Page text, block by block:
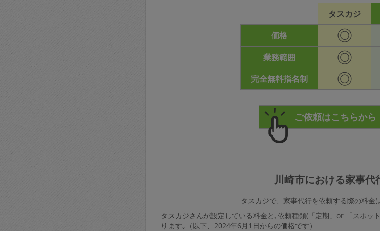
タスカジ
価格
◎
業務範囲 ◎
完全無料指名制 ◎
川崎市における家事代
タスカジで、家事代行を依頼する際の料金
タスカジさんが設定している料金と､依頼種類(「定期」or 「スポッ
ります｡（以下、2024年6月1日からの価格です）